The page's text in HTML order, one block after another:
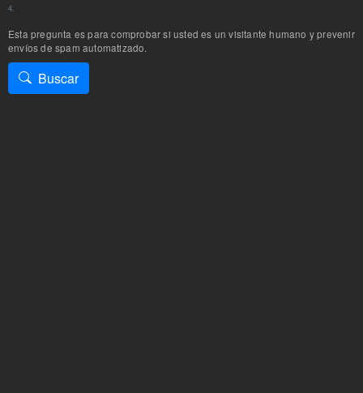
4.
Esta pregunta es para comprobar si usted es un visitante humano y prevenir
envíos de spam automatizado.
Buscar